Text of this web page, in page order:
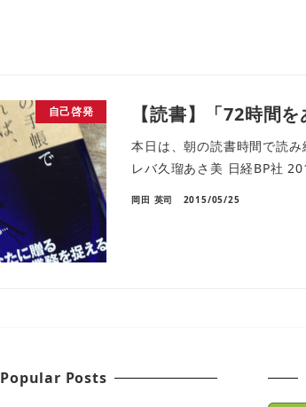
自己啓発 【読書】「72時間
本日は、朝の読書時間で読
レバ久瑠あさ美 日経BP社
岡田 英司 2015/05/25
Popular Posts